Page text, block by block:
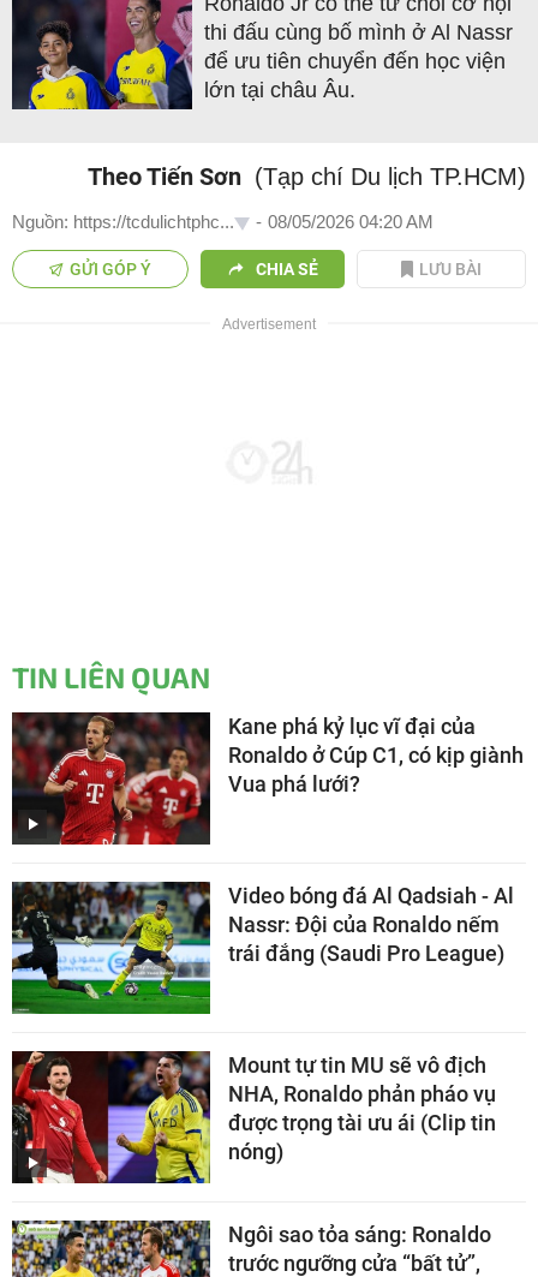
thi đấu cùng bố mình ở Al Nassr
để ưu tiên chuyển đến học viện
lớn tại châu Âu.
Theo Tiến Sơn (Tạp chí Du lịch TP.HCM)
Nguồn: https://tcdulichtphc... - 08/05/2026 04:20 AM
GỬI GÓP Ý CHIA SẺ LƯU BÀI
TIN LIÊN QUAN
Kane phá kỷ lục vĩ đại của
Ronaldo ở Cúp C1, có kịp giành
Vua phá lưới?
Video bóng đá Al Qadsiah - Al
Nassr: Đội của Ronaldo nếm
trái đắng (Saudi Pro League)
Mount tự tin MU sẽ vô địch
NHA, Ronaldo phản pháo vụ
được trọng tài ưu ái (Clip tin
nóng)
Ngôi sao tỏa sáng: Ronaldo
trước ngưỡng cửa “bất tử”,